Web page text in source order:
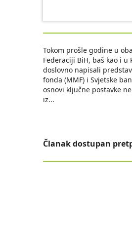
Tokom prošle godine u
Federaciji BiH, baš kao i
doslovno napisali
fonda (MMF) i Svjetske
osnovi ključne postavke
iz...
Članak dostupan